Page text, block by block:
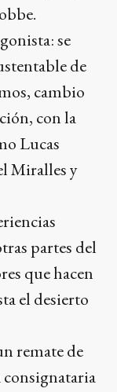
se
de
cambio
con la
Lucas
Miralles y
partes del
que hacen
el desierto
remate de
consignataria